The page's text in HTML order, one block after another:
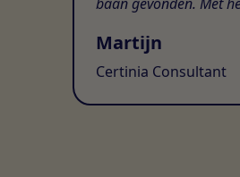
Martijn
Certinia Consultant